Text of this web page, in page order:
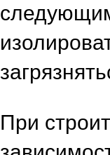
При